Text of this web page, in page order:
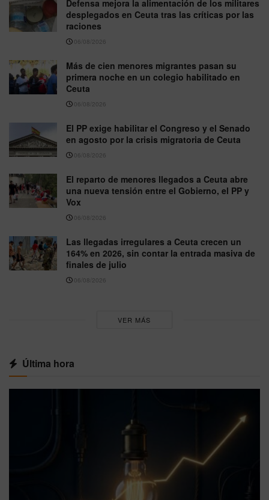
Defensa mejora la alimentación de los militares
desplegados en Ceuta tras las críticas por las
raciones
06/08/2026
Más de cien menores migrantes pasan su
primera noche en un colegio habilitado en
Ceuta
06/08/2026
El PP exige habilitar el Congreso y el Senado
en agosto por la crisis migratoria de Ceuta
06/08/2026
El reparto de menores llegados a Ceuta abre
una nueva tensión entre el Gobierno, el PP y
Vox
06/08/2026
Las llegadas irregulares a Ceuta crecen un
164% en 2026, sin contar la entrada masiva de
finales de julio
06/08/2026
VER MÁS
Última hora